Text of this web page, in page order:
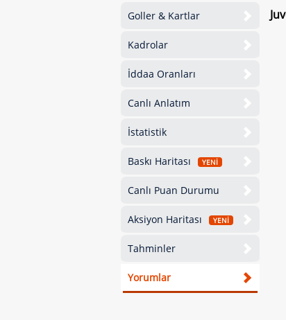
Goller & Kartlar
Kadrolar
İddaa Oranları
Canlı Anlatım
İstatistik
Baskı Haritası YENİ
Canlı Puan Durumu
Aksiyon Haritası YENİ
Tahminler
Yorumlar